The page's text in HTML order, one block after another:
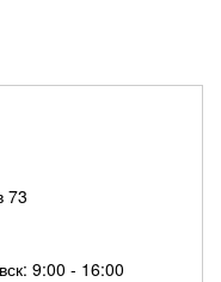
73
9:00 - 16:00